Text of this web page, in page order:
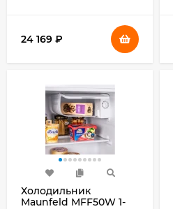
24 169 ₽
Холодильник
Maunfeld MFF50W 1-